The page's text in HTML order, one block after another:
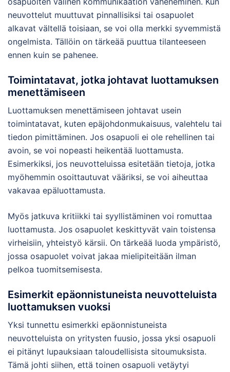
neuvottelut muuttuvat pinnallisiksi tai osapuolet
alkavat vältellä toisiaan, se voi olla merkki syvemmistä
ongelmista. Tällöin on tärkeää puuttua tilanteeseen
ennen kuin se pahenee.
Toimintatavat, jotka johtavat luottamuksen
menettämiseen
Luottamuksen menettämiseen johtavat usein
toimintatavat, kuten epäjohdonmukaisuus, valehtelu tai
tiedon pimittäminen. Jos osapuoli ei ole rehellinen tai
avoin, se voi nopeasti heikentää luottamusta.
Esimerkiksi, jos neuvotteluissa esitetään tietoja, jotka
myöhemmin osoittautuvat vääriksi, se voi aiheuttaa
vakavaa epäluottamusta.
Myös jatkuva kritiikki tai syyllistäminen voi romuttaa
luottamusta. Jos osapuolet keskittyvät vain toistensa
virheisiin, yhteistyö kärsii. On tärkeää luoda ympäristö,
jossa osapuolet voivat jakaa mielipiteitään ilman
pelkoa tuomitsemisesta.
Esimerkit epäonnistuneista neuvotteluista
luottamuksen vuoksi
Yksi tunnettu esimerkki epäonnistuneista
neuvotteluista on yritysten fuusio, jossa yksi osapuoli
ei pitänyt lupauksiaan taloudellisista sitoumuksista.
Tämä johti siihen, että toinen osapuoli vetäytyi